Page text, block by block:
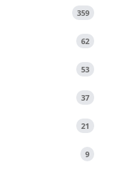
359
62
53
37
21
9